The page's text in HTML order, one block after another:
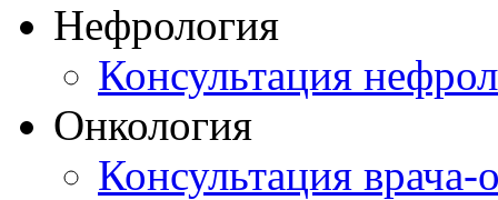
Нефрология
Консультация
Онкология
Консультация врача-